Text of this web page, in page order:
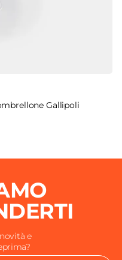
Gallipoli
e